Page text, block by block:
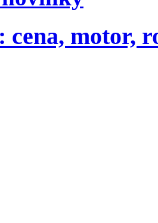
cena, motor,